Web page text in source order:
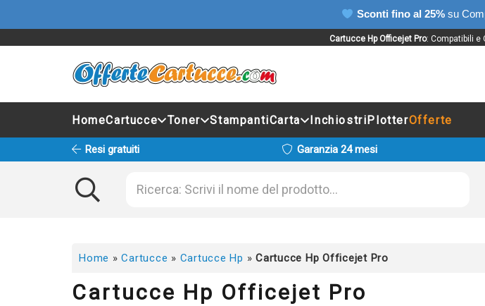
Sconti fino al 25% su
Cartucce Hp Officejet Pro: Compatibili e
HomeCartucce Toner StampantiCarta InchiostriPlotterOfferte
Resi gratuiti Garanzia 24 mesi
Home »Cartucce » Cartucce Hp » Cartucce Hp Officejet Pro
Cartucce Hp Officejet Pro